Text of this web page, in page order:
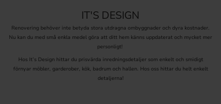
IT'S DESIGN
Renovering behöver inte betyda stora utdragna ombyggnader och dyra kostnader.
Nu kan du med små enkla medel göra att ditt hem känns uppdaterat och mycket mer
personligt!
Hos It’s Design hittar du prisvärda inredningsdetaljer som enkelt och smidigt
förnyar möbler, garderober, kök, badrum och hallen. Hos oss hittar du helt enkelt
detaljerna!